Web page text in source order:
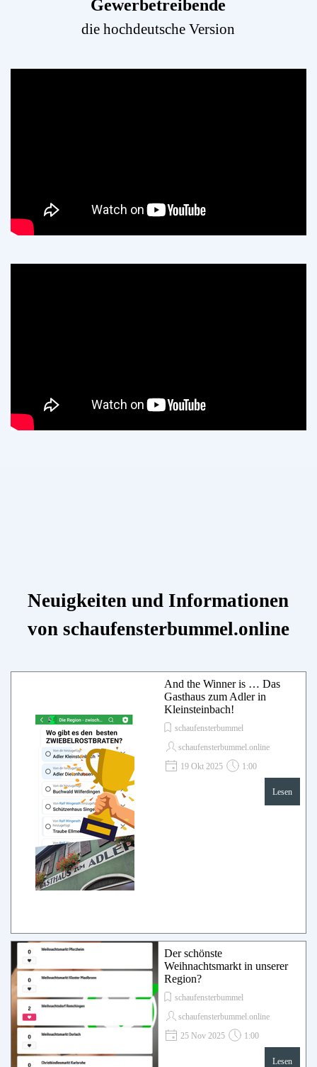
Gewerbetreibende
die hochdeutsche Version
Neuigkeiten und Informationen
von schaufensterbummel.online
And the Winner is … Das
Gasthaus zum Adler in
Kleinsteinbach!
schaufensterbummel
schaufensterbummel.online
19 Okt 2025
1:00
Lesen
Der schönste
Weihnachtsmarkt in unserer
Region?
schaufensterbummel
schaufensterbummel.online
25 Nov 2025
1:00
Lesen